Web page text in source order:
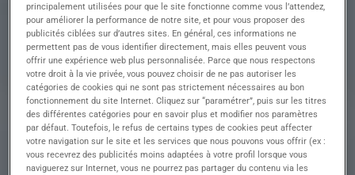
Expérience
Salaire
Contrat
Ville
()
Référence Annonce n°
principalement utilisées pour que le site fonctionne comme vous l’attendez,
pour améliorer la performance de notre site, et pour vous proposer des
publicités ciblées sur d’autres sites. En général, ces informations ne
permettent pas de vous identifier directement, mais elles peuvent vous
offrir une expérience web plus personnalisée. Parce que nous respectons
votre droit à la vie privée, vous pouvez choisir de ne pas autoriser les
catégories de cookies qui ne sont pas strictement nécessaires au bon
fonctionnement du site Internet. Cliquez sur “paramétrer”, puis sur les titres
des différentes catégories pour en savoir plus et modifier nos paramètres
par défaut. Toutefois, le refus de certains types de cookies peut affecter
votre navigation sur le site et les services que nous pouvons vous offrir (ex :
vous recevrez des publicités moins adaptées à votre profil lorsque vous
naviguerez sur Internet, vous ne pourrez pas partager du contenu via les